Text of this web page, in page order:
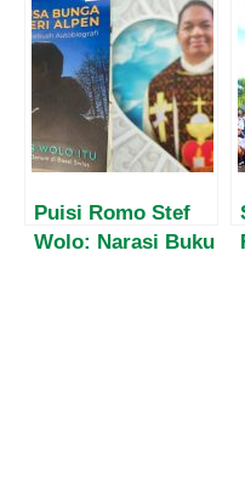
Toha-Sarumpaet
Puisi Romo Stef
Wolo: Narasi Buku